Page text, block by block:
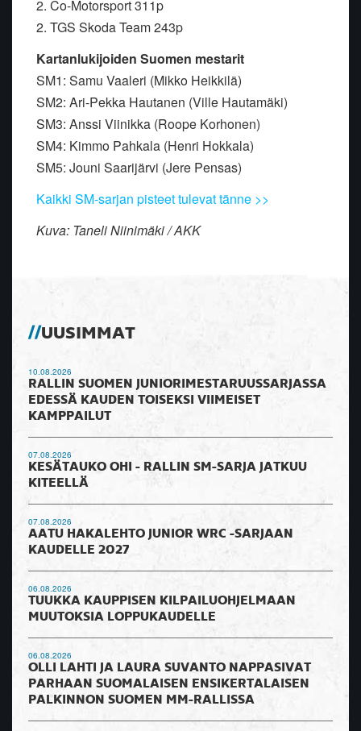
2. Co-Motorsport 311p
2. TGS Skoda Team 243p
Kartanlukijoiden Suomen mestarit
SM1: Samu Vaaleri (Mikko Heikkilä)
SM2: Ari-Pekka Hautanen (Ville Hautamäki)
SM3: Anssi Viinikka (Roope Korhonen)
SM4: Kimmo Pahkala (Henri Hokkala)
SM5: Jouni Saarijärvi (Jere Pensas)
Kaikki SM-sarjan pisteet tulevat tänne >>
Kuva: Taneli Niinimäki / AKK
UUSIMMAT
10.08.2026
RALLIN SUOMEN JUNIORIMESTARUUSSARJASSA
EDESSÄ KAUDEN TOISEKSI VIIMEISET
KAMPPAILUT
07.08.2026
KESÄTAUKO OHI - RALLIN SM-SARJA JATKUU
KITEELLÄ
07.08.2026
AATU HAKALEHTO JUNIOR WRC -SARJAAN
KAUDELLE 2027
06.08.2026
TUUKKA KAUPPISEN KILPAILUOHJELMAAN
MUUTOKSIA LOPPUKAUDELLE
06.08.2026
OLLI LAHTI JA LAURA SUVANTO NAPPASIVAT
PARHAAN SUOMALAISEN ENSIKERTALAISEN
PALKINNON SUOMEN MM-RALLISSA